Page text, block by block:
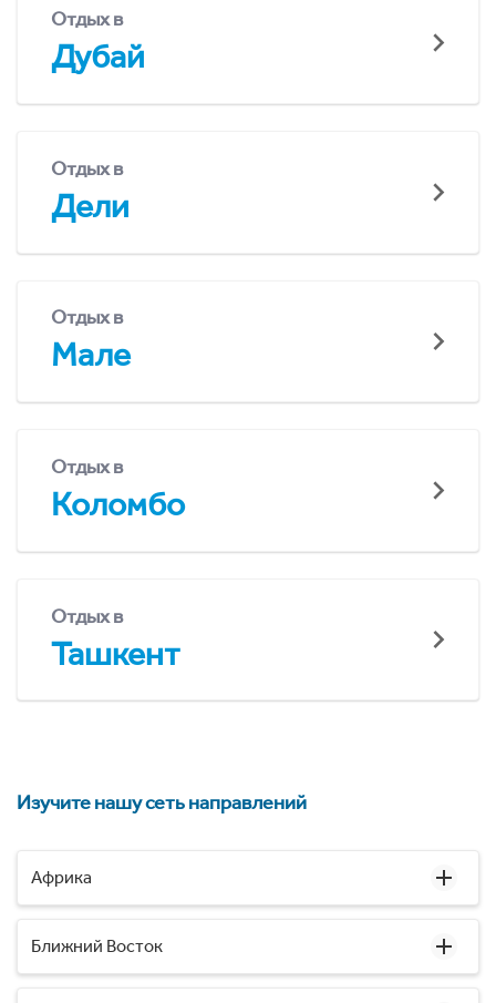
Отдых в
Дубай
Отдых в
Дели
Отдых в
Мале
Отдых в
Коломбо
Отдых в
Ташкент
Изучите нашу сеть направлений
Африка
Ближний Восток